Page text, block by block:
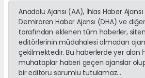
Anadolu Ajansı (AA), İhlas Haber Ajansı
Demirören Haber Ajansı (DHA) ve
tarafından eklenen tüm haberler,
editörlerinin müdahalesi olmadan
çekilmektedir. Bu haberlerde yer alan
muhataplar haberi geçen ajanslar
bir editörü sorumlu tutulamaz...